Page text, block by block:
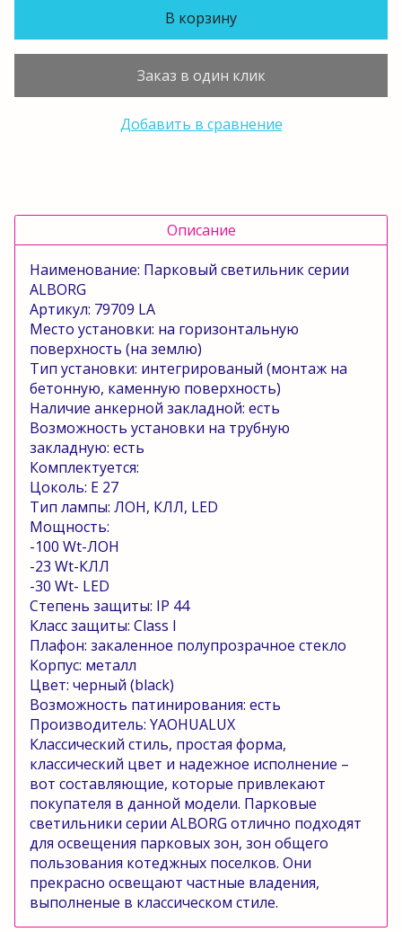
В корзину
Заказ в один клик
Добавить в сравнение
Описание
Наименование: Парковый светильник серии
ALBORG
Артикул: 79709 LА
Место установки: на горизонтальную
поверхность (на землю)
Тип установки: интегрированый (монтаж на
бетонную, каменную поверхность)
Наличие анкерной закладной: есть
Возможность установки на трубную
закладную: есть
Комплектуется:
Цоколь: E 27
Тип лампы: ЛОН, КЛЛ, LED
Мощность:
-100 Wt-ЛОН
-23 Wt-КЛЛ
-30 Wt- LED
Степень защиты: IP 44
Класс защиты: Class I
Плафон: закаленное полупрозрачное стекло
Корпус: металл
Цвет: черный (black)
Возможность патинирования: есть
Производитель: YAOHUALUX
Классический стиль, простая форма,
классический цвет и надежное исполнение –
вот составляющие, которые привлекают
покупателя в данной модели. Парковые
светильники серии ALBORG отлично подходят
для освещения парковых зон, зон общего
пользования котеджных поселков. Они
прекрасно освещают частные владения,
выполненые в классическом стиле.